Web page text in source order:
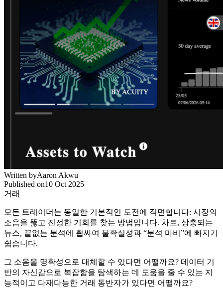
Written byAaron Akwu
Published on10 Oct 2025
거래
모든 트레이더는 동일한 기본적인 도전에 직면합니다: 시장의
소음을 뚫고 진정한 기회를 찾는 방법입니다. 차트, 상충되는
뉴스, 끝없는 분석에 휩싸여 불확실성과 “분석 마비”에 빠지기
쉽습니다.
그 소음을 명확성으로 대체할 수 있다면 어떨까요? 데이터 기
반의 자신감으로 복잡함을 탐색하는 데 도움을 줄 수 있는 지
능적이고 다재다능한 거래 동반자가 있다면 어떨까요?